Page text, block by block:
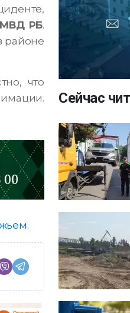
МВД РБ.
районе
что
.
Сейчас